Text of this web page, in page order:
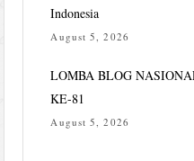
Indonesia
August 5, 2026
LOMBA BLOG
KE-81
August 5, 2026